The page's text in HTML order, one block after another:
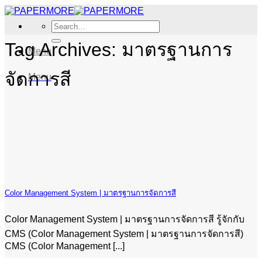
Skip
content
Search
for:
Menu
Menu
Tag Archives: มาตรฐานการ
จัดการสี
Color Management System | มาตรฐานการจัดการสี
Color Management System | มาตรฐานการจัดการสี รู้จักกับ
CMS (Color Management System | มาตรฐานการจัดการสี)
CMS (Color Management [...]